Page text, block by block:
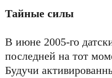
Тайные силы
В июне 2005-го
последней на тот
Будучи